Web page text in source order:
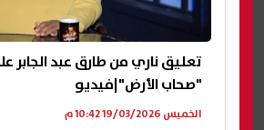
تعليق ناري من طارق عبد
"صحاب الأرض"|فيديو
الخميس 19/03/2026 10:42 م